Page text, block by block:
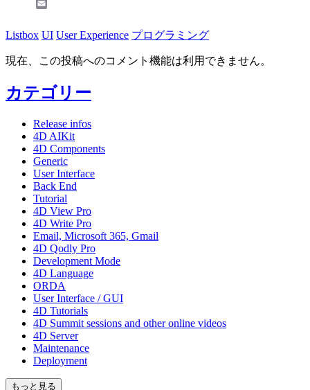
Listbox UI User Experience プログラミング
現在、この投稿へのコメント機能は利用できません。
カテゴリー
Release infos
4D AIKit
4D Components
Generic
User Interface
Back End
Tutorial
4D View Pro
4D Write Pro
Email, Microsoft 365, Gmail
4D Qodly Pro
Development Mode
4D Language
ORDA
User Interface / GUI
4D Tutorials
4D Summit sessions and other online videos
4D Server
Maintenance
Deployment
もっと見る